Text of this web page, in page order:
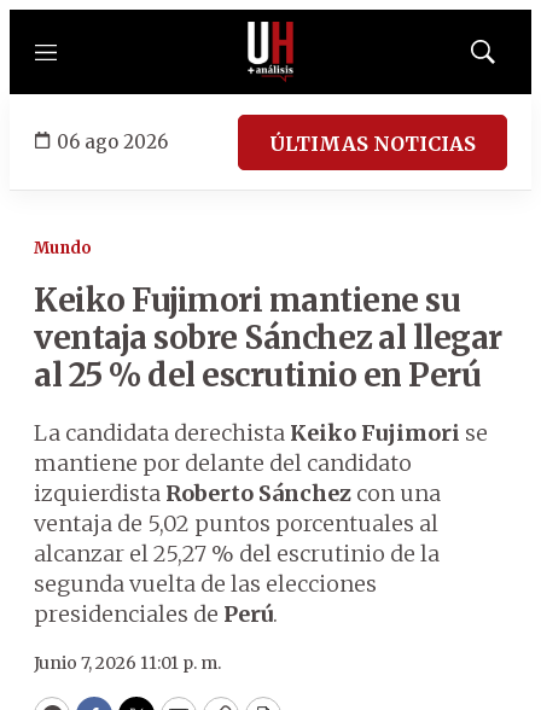
Menú
Mostrar
06 ago 2026 ÚLTIMAS NOTICIAS
Mundo
Keiko Fujimori mantiene su
ventaja sobre Sánchez al llegar
al 25 % del escrutinio en Perú
La candidata derechista Keiko Fujimori se
mantiene por delante del candidato
izquierdista Roberto Sánchez con una
ventaja de 5,02 puntos porcentuales al
alcanzar el 25,27 % del escrutinio de la
segunda vuelta de las elecciones
presidenciales de Perú.
Junio 7, 2026 11:01 p. m.